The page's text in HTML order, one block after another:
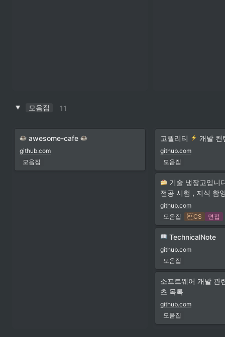
모음집 11
awesome-cafe
github.com
모음집
고퀄리티 개발 컨
github.com
모음집
기술 냉장고입니
전공 시험 , 지식 함
github.com
모음집
CS 면접
TechnicalNote
github.com
모음집
소프트웨어 개발 관
츠 목록
github.com
모음집